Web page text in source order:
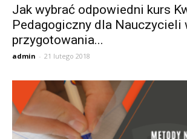
Jak wybrać odpowiedni kurs
Pedagogiczny dla Nauczycieli
przygotowania...
admin - 21 lutego 2018